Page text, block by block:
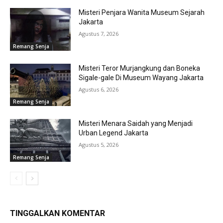
Remang Senja
Misteri Penjara Wanita Museum Sejarah
Jakarta
Agustus 7, 2026
Remang Senja
Misteri Teror Murjangkung dan Boneka
Sigale-gale Di Museum Wayang Jakarta
Agustus 6, 2026
Remang Senja
Misteri Menara Saidah yang Menjadi
Urban Legend Jakarta
Agustus 5, 2026
TINGGALKAN KOMENTAR